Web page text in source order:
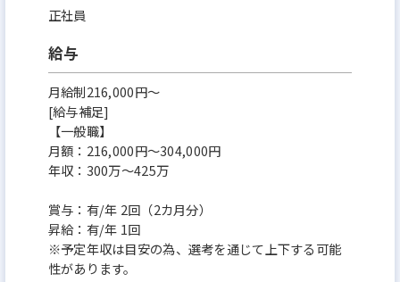
発揮し、安心して働くことができる環境を提供しま
正社員
給与
月給制216,000円～
[給与補足]
【一般職】
月額：216,000円～304,000円
年収：300万～425万
賞与：有/年 2回（2カ月分）
昇給：有/年 1回
※予定年収は目安の為、選考を通じて上下する可能
性があります。